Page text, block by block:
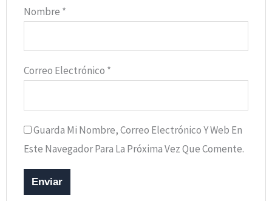
Nombre *
Correo Electrónico *
Guarda Mi Nombre, Correo Electrónico Y Web En
Este Navegador Para La Próxima Vez Que Comente.